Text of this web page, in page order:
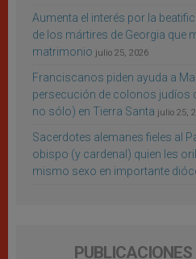
Aumenta el interés por la
de los mártires de Georgia que
matrimonio julio 25, 2026
Franciscanos piden ayuda a
persecución de colonos judíos
no sólo) en Tierra Santa julio 25,
Sacerdotes alemanes fieles al
obispo (y cardenal) quien les
mismo sexo en importante